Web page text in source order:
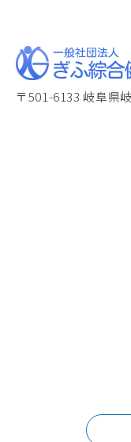
〒501-6133 岐阜県